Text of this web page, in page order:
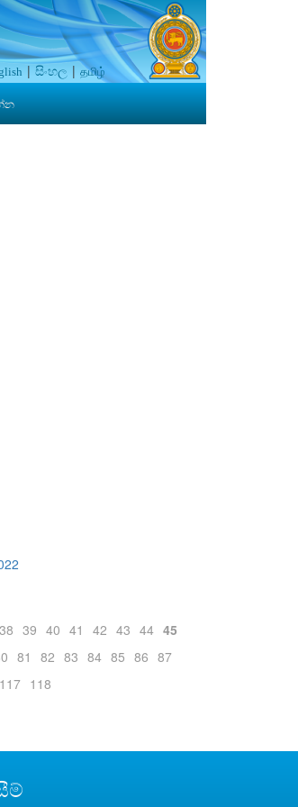
සිංහල தமிழ்
38 39 40 41 42 43 44 45
81 82 83 84 85 86 87
117 118